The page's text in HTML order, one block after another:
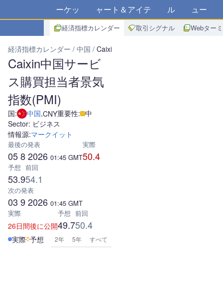
マーケット チャート＆アイデア アルゴ ニュース
経済指標カレンダー 取引シグナル Webター
経済指標カレンダー 中国 Caixin中国サービス購買担当者景気指数
Caixin中国サービ
ス購買担当者景気
指数(PMI)
国: 中国,CNY重要性: 中
Sector: ビジネス
情報源:マークイット
最後の発表
05 8 2026 01:45 GMT
実際
50.4
予想
53.9
前回
54.1
次の発表
03 9 2026 01:45 GMT
実際
26日間後に公開
予想
49.7
前回
50.4
実際 予想 2年 5年 すべて